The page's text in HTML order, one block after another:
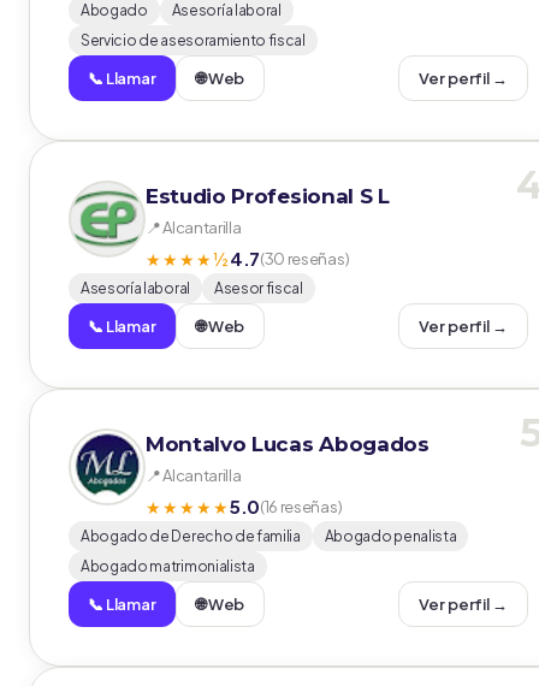
Abogado
Asesoría laboral
Servicio de asesoramiento fiscal
📞 Llamar 🌐 Web Ver perfil →
Estudio Profesional S L
📍 Alcantarilla
★★★★½4.7(30 reseñas)
Asesoría laboral Asesor fiscal
📞 Llamar 🌐 Web Ver perfil →
Montalvo Lucas Abogados
📍 Alcantarilla
★★★★★5.0(16 reseñas)
Abogado de Derecho de familia
Abogado penalista
Abogado matrimonialista
📞 Llamar 🌐 Web Ver perfil →